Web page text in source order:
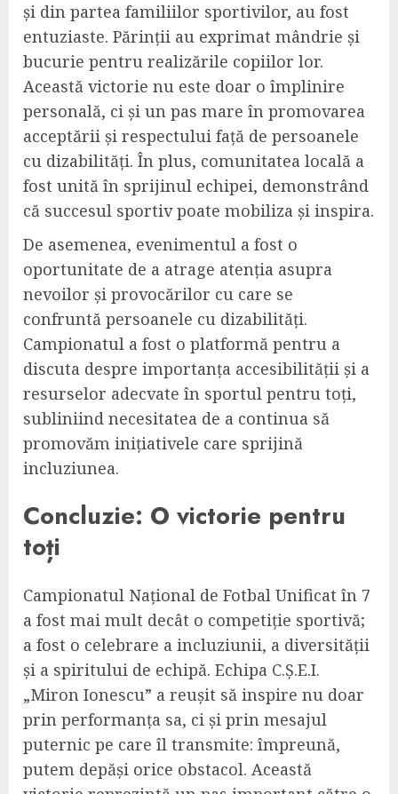
și din partea familiilor sportivilor, au fost
entuziaste. Părinții au exprimat mândrie și
bucurie pentru realizările copiilor lor.
Această victorie nu este doar o împlinire
personală, ci și un pas mare în promovarea
acceptării și respectului față de persoanele
cu dizabilități. În plus, comunitatea locală a
fost unită în sprijinul echipei, demonstrând
că succesul sportiv poate mobiliza și inspira.
De asemenea, evenimentul a fost o
oportunitate de a atrage atenția asupra
nevoilor și provocărilor cu care se
confruntă persoanele cu dizabilități.
Campionatul a fost o platformă pentru a
discuta despre importanța accesibilității și a
resurselor adecvate în sportul pentru toți,
subliniind necesitatea de a continua să
promovăm inițiativele care sprijină
incluziunea.
Concluzie: O victorie pentru
toți
Campionatul Național de Fotbal Unificat în 7
a fost mai mult decât o competiție sportivă;
a fost o celebrare a incluziunii, a diversității
și a spiritului de echipă. Echipa C.Ș.E.I.
„Miron Ionescu” a reușit să inspire nu doar
prin performanța sa, ci și prin mesajul
puternic pe care îl transmite: împreună,
putem depăși orice obstacol. Această